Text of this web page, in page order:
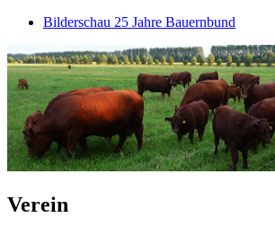
Bilderschau 25 Jahre Bauernbund
Verein